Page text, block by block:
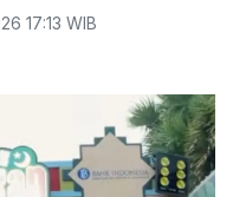
17:13 WIB